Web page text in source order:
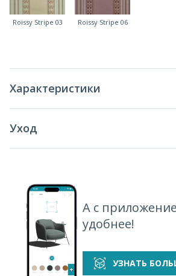
Roissy Stripe 03 Roissy Stripe 06
Характеристики
Уход
А с
удобнее!
УЗНАТЬ